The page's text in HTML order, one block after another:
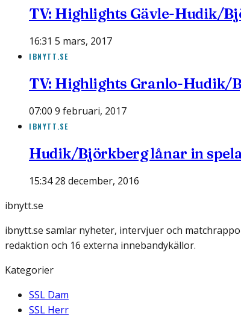
TV: Highlights Gävle-Hudik/
16:31 5 mars, 2017
IBNYTT.SE
TV: Highlights Granlo-Hudik/
07:00 9 februari, 2017
IBNYTT.SE
Hudik/Björkberg lånar in
15:34 28 december, 2016
ibnytt.se
ibnytt.se samlar nyheter, intervjuer och
redaktion och 16 externa innebandykällor.
Kategorier
SSL Dam
SSL Herr